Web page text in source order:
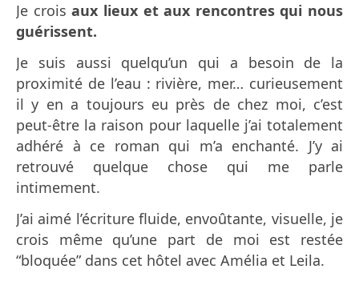
Je croisaux lieux et aux rencontres qui nous
guérissent.
Je suis aussi quelqu’un qui a besoin de la
proximité de l’eau : rivière, mer… curieusement
il y en a toujours eu près de chez moi, c’est
peut-être la raison pour laquelle j’ai totalement
adhéré à ce roman qui m’a enchanté. J’y ai
retrouvé quelque chose qui me parle
intimement.
J’ai aimé l’écriture fluide, envoûtante, visuelle, je
crois même qu’une part de moi est restée
“bloquée” dans cet hôtel avec Amélia et Leila.